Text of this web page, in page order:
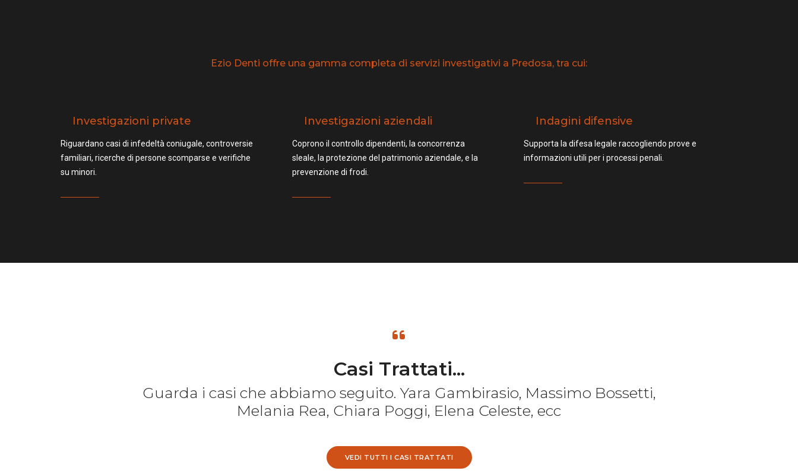
Ezio Denti offre una gamma completa di servizi investigativi a Predosa, tra cui:
Investigazioni private
Riguardano casi di infedeltà coniugale, controversie
familiari, ricerche di persone scomparse e verifiche
su minori.
Investigazioni aziendali
Coprono il controllo dipendenti, la concorrenza
sleale, la protezione del patrimonio aziendale, e la
prevenzione di frodi.
Indagini difensive
Supporta la difesa legale raccogliendo prove e
informazioni utili per i processi penali.
Casi Trattati...
Guarda i casi che abbiamo seguito. Yara Gambirasio, Massimo Bossetti,
Melania Rea, Chiara Poggi, Elena Celeste, ecc
VEDI TUTTI I CASI TRATTATI